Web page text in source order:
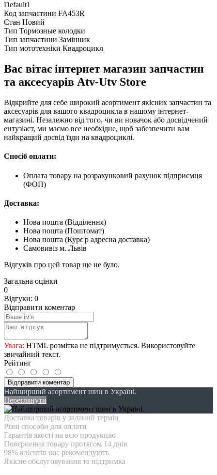
Default1
Код запчастини FA453R
Стан Новий
Тип Тормозные колодки
Тип запчастини Замінник
Тип мототехніки Квадроцикл
Вас вітає інтернет магазин запчастин
та аксесуарів Atv-Utv Store
Відкрийте для себе широкий асортимент якісних запчастин та
аксесуарів для вашого квадроцикла в нашому інтернет-
магазині. Незалежно від того, чи ви новачок або досвідчений
ентузіаст, ми маємо все необхідне, щоб забезпечити вам
найкращий досвід їзди на квадроциклі.
Спосіб оплати:
Оплата товару на розрахунковий рахунок підприємця
(ФОП)
Доставка:
Нова пошта (Відділення)
Нова пошта (Поштомат)
Нова пошта (Курє'р адресна доставка)
Самовивіз м. Львів
Відгуків про цей товар ще не було.
Загальна оцінки
0
Відгуки: 0
Відправити коментар
Увага: HTML розмітка не підтримується. Використовуйте
звичайний текст.
Рейтинг
Відправити коментар
Найширший асортимент шин в Україні.
Переглянути
Доставка товарів у заданий термін
Різні способи для оплати
Гарантія якості на всю продукцію
Повернення товару протягом 14 днів
98% клієнтів нас рекомендують
Якісне обслуговування та підтримка